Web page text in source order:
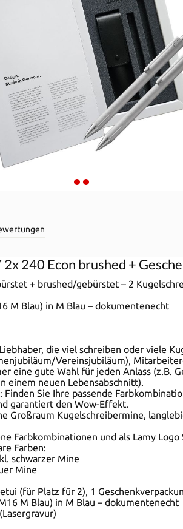
240 Econ brushed +
+ brushed/gebürstet – 2
M Blau) in M Blau – dokumentenecht
die viel schreiben oder viele
Vereinsjubiläum),
eine gute Wahl für jeden Anlass
einem neuen Lebensabschnitt).
Sie Ihre passende
garantiert den Wow-Effekt.
Großraum Kugelschreibermine,
Farbkombinationen und als Lamy Logo
Farben:
schwarzer Mine
Mine
(für Platz für 2), 1
M Blau) in M Blau – dokumentenecht